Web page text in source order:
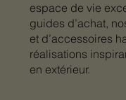
espace de vie
guides d’achat,
et d’accessoires
réalisations
en extérieur.